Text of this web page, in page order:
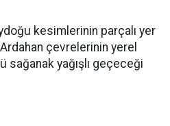
kesimlerinin parçalı yer
çevrelerinin yerel
sağanak yağışlı geçeceği